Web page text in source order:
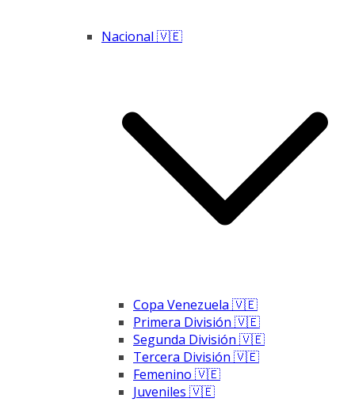
Nacional 🇻🇪
Copa Venezuela 🇻🇪
Primera División 🇻🇪
Segunda División 🇻🇪
Tercera División 🇻🇪
Femenino 🇻🇪
Juveniles 🇻🇪